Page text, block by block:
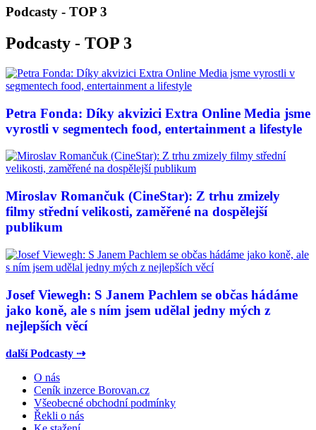
Podcasty - TOP 3
Podcasty - TOP 3
Petra Fonda: Díky akvizici Extra Online Media jsme
vyrostli v segmentech food, entertainment a lifestyle
Miroslav Romančuk (CineStar): Z trhu zmizely
filmy střední velikosti, zaměřené na dospělejší
publikum
Josef Viewegh: S Janem Pachlem se občas hádáme
jako koně, ale s ním jsem udělal jedny mých z
nejlepších věcí
další Podcasty ⇢
O nás
Ceník inzerce Borovan.cz
Všeobecné obchodní podmínky
Řekli o nás